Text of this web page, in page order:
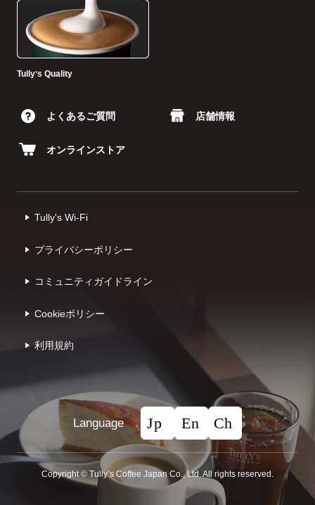
Tullyʼs Quality
よくあるご質問 店舗情報
オンラインストア
Tully's Wi-Fi
プライバシーポリシー
コミュニティガイドライン
Cookieポリシー
利⽤規約
Language
Copyright © Tullyʼs Coffee Japan Co., Ltd. All rights reserved.